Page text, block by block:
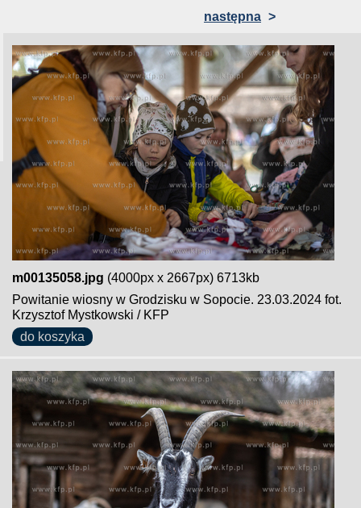
następna >
m00135058.jpg (4000px x 2667px) 6713kb
Powitanie wiosny w Grodzisku w Sopocie. 23.03.2024 fot.
Krzysztof Mystkowski / KFP
do koszyka